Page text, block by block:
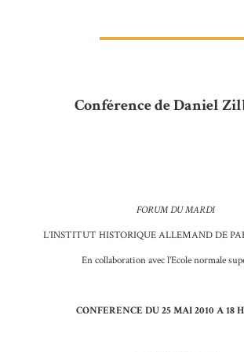
Conférence de Daniel
FORUM DU MARDI
L’INSTITUT HISTORIQUE ALLEMAND DE
En collaboration avec l’Ecole normale
CONFERENCE DU 25 MAI 2010 A 18